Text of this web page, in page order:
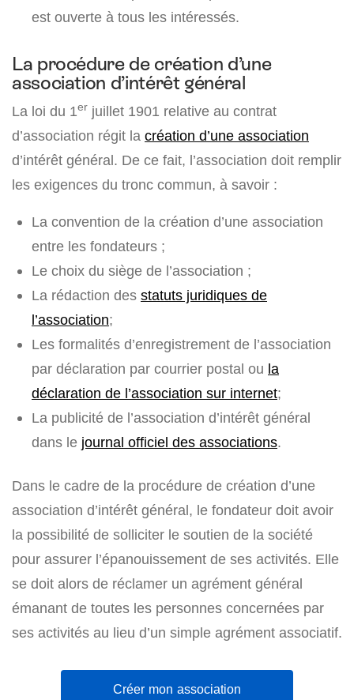
est ouverte à tous les intéressés.
La procédure de création d’une
association d’intérêt général
La loi du 1er juillet 1901 relative au contrat
d’association régit la création d’une association
d’intérêt général. De ce fait, l’association doit remplir
les exigences du tronc commun, à savoir :
La convention de la création d’une association
entre les fondateurs ;
Le choix du siège de l’association ;
La rédaction des statuts juridiques de
l’association;
Les formalités d’enregistrement de l’association
par déclaration par courrier postal ou la
déclaration de l’association sur internet;
La publicité de l’association d’intérêt général
dans le journal officiel des associations.
Dans le cadre de la procédure de création d’une
association d’intérêt général, le fondateur doit avoir
la possibilité de solliciter le soutien de la société
pour assurer l’épanouissement de ses activités. Elle
se doit alors de réclamer un agrément général
émanant de toutes les personnes concernées par
ses activités au lieu d’un simple agrément associatif.
Créer mon association